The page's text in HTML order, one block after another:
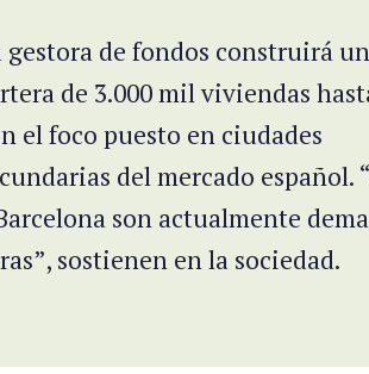
gestora de fondos construirá
de 3.000 mil viviendas
el foco puesto en ciudades
del mercado español.
son actualmente
sostienen en la sociedad.
por 450 millones de euros